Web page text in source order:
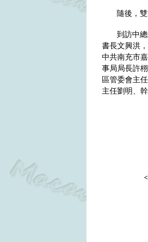
隨後，
到訪中
書長文興洪
中共南充市
事局局長許
區管委會主
主任劉明、